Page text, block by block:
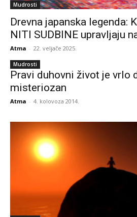
Mudrosti
Drevna japanska legenda:
NITI SUDBINE upravljaju
Atma - 22. veljače 2025.
Mudrosti
Pravi duhovni život je vrlo
misteriozan
Atma - 4. kolovoza 2014.